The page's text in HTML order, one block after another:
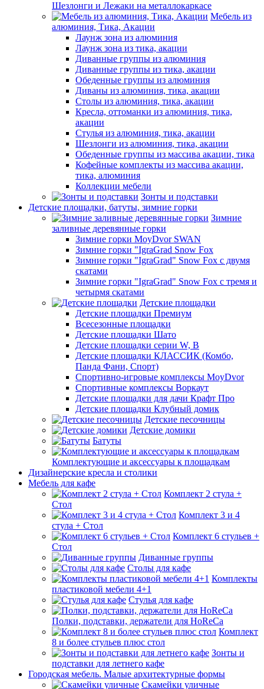
Шезлонги и Лежаки на металлокаркасе
Мебель из
алюминия, Тика, Акации
Лаунж зона из алюминия
Лаунж зона из тика, акации
Диванные группы из алюминия
Диванные группы из тика, акации
Обеденные группы из алюминия
Диваны из алюминия, тика, акации
Столы из алюминия, тика, акации
Кресла, оттоманки из алюминия, тика,
акации
Стулья из алюминия, тика, акации
Шезлонги из алюминия, тика, акации
Обеденные группы из массива акации, тика
Кофейные комплекты из массива акации,
тика, алюминия
Коллекции мебели
Зонты и подставки
Детские площадки, батуты, зимние горки
Зимние
заливные деревянные горки
Зимние горки MoyDvor SWAN
Зимние горки "IgraGrad Snow Fox
Зимние горки "IgraGrad" Snow Fox с двумя
скатами
Зимние горки "IgraGrad" Snow Fox с тремя и
четырмя скатами
Детские площадки
Детские площадки Премиум
Всесезонные площадки
Детские площадки Шато
Детские площадки серии W, В
Детские площадки КЛАССИК (Комбо,
Панда Фани, Спорт)
Спортивно-игровые комплексы MoyDvor
Спортивные комплексы Воркаут
Детские площадки для дачи Крафт Про
Детские площадки Клубный домик
Детские песочницы
Детские домики
Батуты
Комплектующие и аксессуары к площадкам
Дизайнерские кресла и столики
Мебель для кафе
Комплект 2 стула +
Стол
Комплект 3 и 4
стула + Стол
Комплект 6 стульев +
Стол
Диванные группы
Столы для кафе
Комплекты
пластиковой мебели 4+1
Стулья для кафе
Полки, подставки, держатели для HoReCa
Комплект
8 и более стульев плюс стол
Зонты и
подставки для летнего кафе
Городская мебель. Малые архитектурные формы
Скамейки уличные